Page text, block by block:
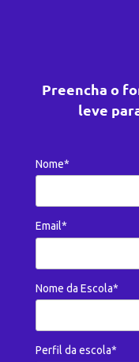
Preencha o
leve
Nome*
Email*
Nome da Escola*
Perfil da escola*